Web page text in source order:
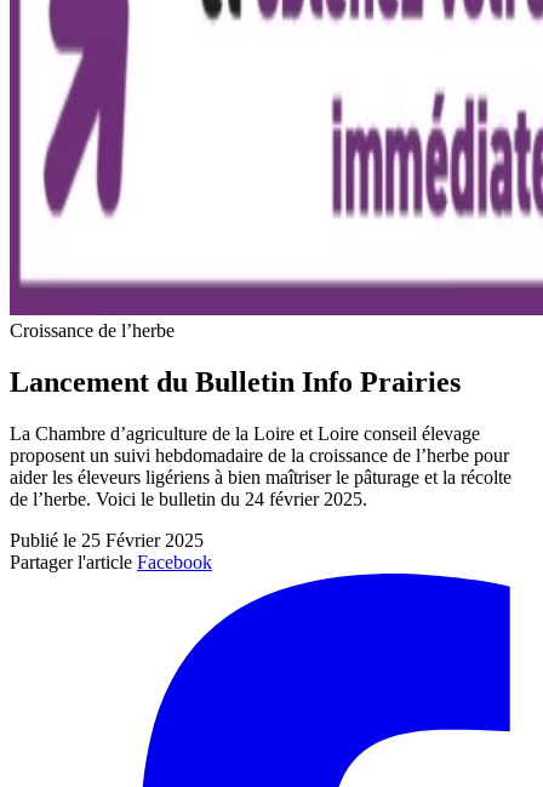
Croissance de l’herbe
Lancement du Bulletin Info Prairies
La Chambre d’agriculture de la Loire et Loire conseil élevage
proposent un suivi hebdomadaire de la croissance de l’herbe pour
aider les éleveurs ligériens à bien maîtriser le pâturage et la récolte
de l’herbe. Voici le bulletin du 24 février 2025.
Publié le 25 Février 2025
Partager l'article Facebook